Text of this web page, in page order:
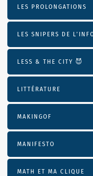
LES PROLONGATIONS
LES SNIPERS DE
LESS & THE CITY 😈
LITTÉRATURE
MAKINGOF
MANIFESTO
MATH ET MA CLIQUE